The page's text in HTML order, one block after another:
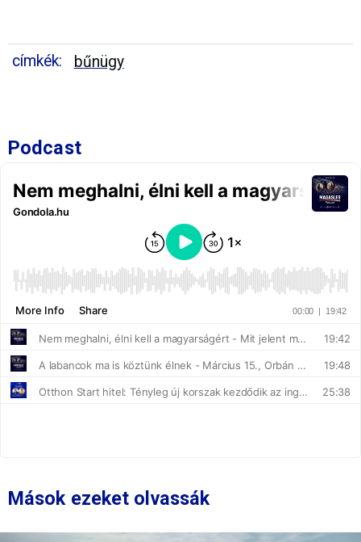
címkék: bűnügy
Podcast
Mások ezeket olvassák